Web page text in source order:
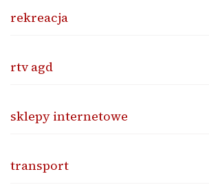
rekreacja
rtv agd
sklepy internetowe
transport